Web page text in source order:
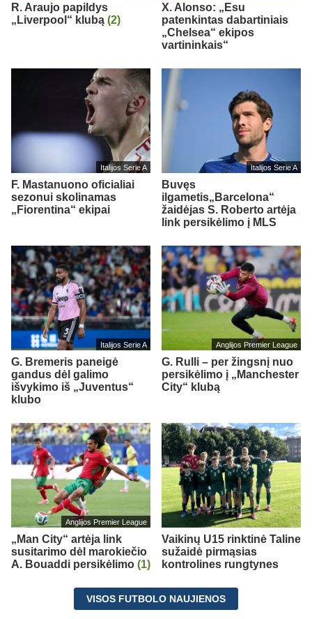
R. Araujo papildys
„Liverpool“ klubą (2)
X. Alonso: „Esu
patenkintas dabartiniais
„Chelsea“ ekipos
vartininkais“
Italijos Serie A
F. Mastanuono oficialiai
sezonui skolinamas
„Fiorentina“ ekipai
Italijos Serie A
Buvęs
ilgametis„Barcelona“
žaidėjas S. Roberto artėja
link persikėlimo į MLS
Italijos Serie A
G. Bremeris paneigė
gandus dėl galimo
išvykimo iš „Juventus“
klubo
Anglijos Premier League
G. Rulli – per žingsnį nuo
persikėlimo į „Manchester
City“ klubą
Anglijos Premier League
„Man City“ artėja link
susitarimo dėl marokiečio
A. Bouaddi persikėlimo (1)
Vaikinų U15 rinktinė Taline
sužaidė pirmąsias
kontrolines rungtynes
VISOS FUTBOLO NAUJIENOS